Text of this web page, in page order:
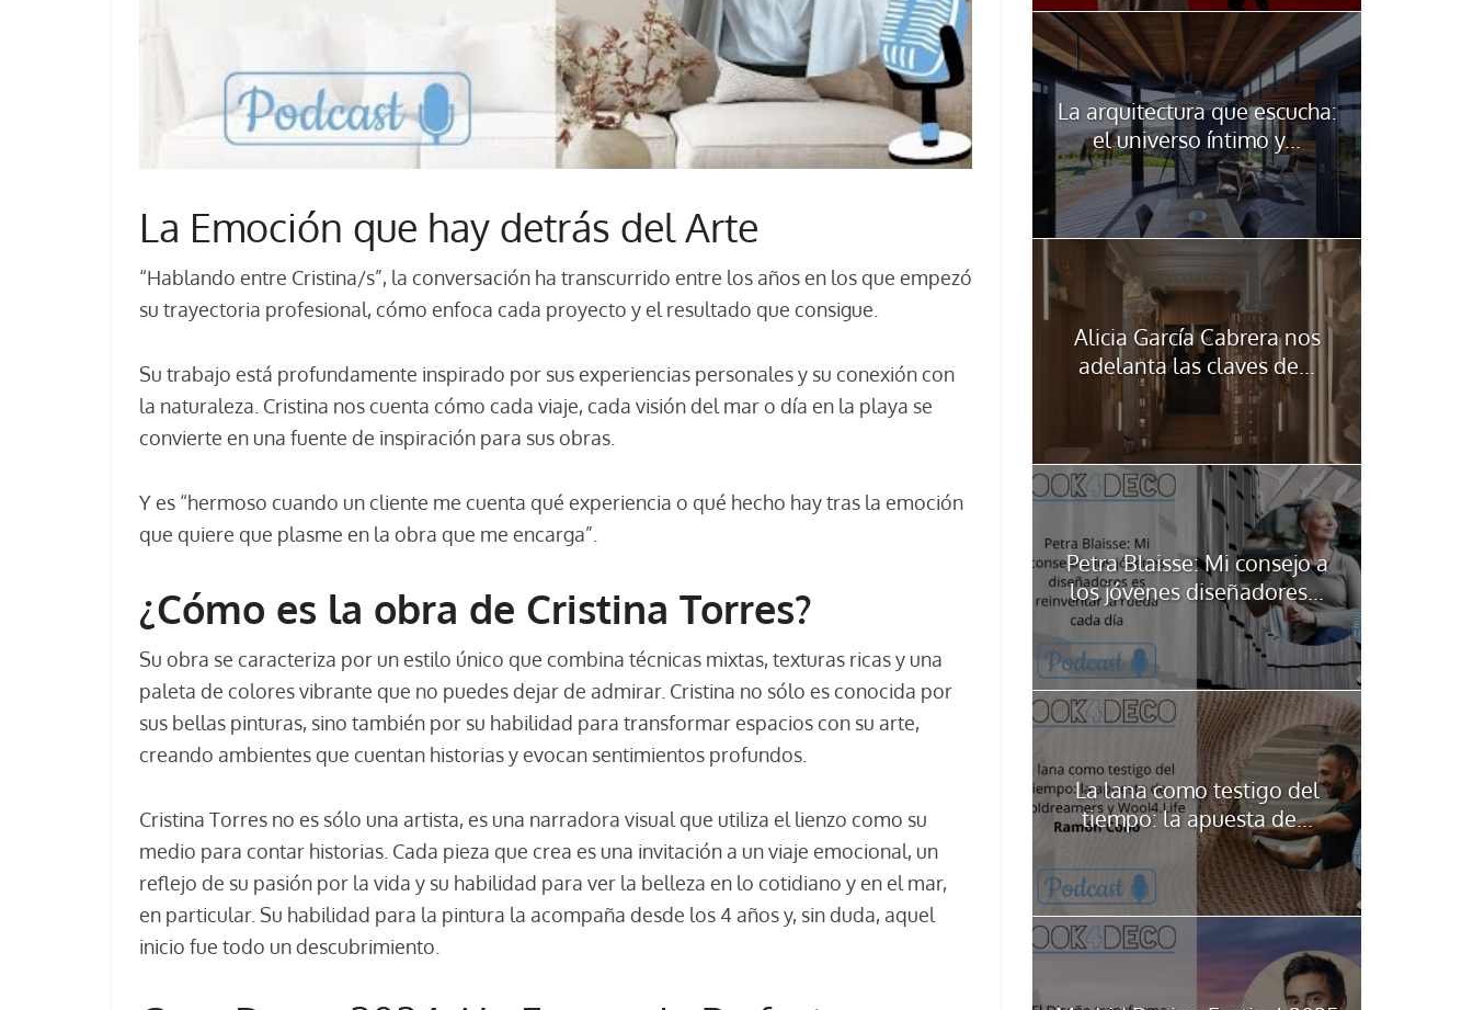
La Emoción que hay detrás del Arte
“Hablando entre Cristina/s”, la conversación ha transcurrido entre los años en los que empezó
su trayectoria profesional, cómo enfoca cada proyecto y el resultado que consigue.
Su trabajo está profundamente inspirado por sus experiencias personales y su conexión con
la naturaleza. Cristina nos cuenta cómo cada viaje, cada visión del mar o día en la playa se
convierte en una fuente de inspiración para sus obras.
Y es “hermoso cuando un cliente me cuenta qué experiencia o qué hecho hay tras la emoción
que quiere que plasme en la obra que me encarga”.
¿Cómo es la obra de Cristina Torres?
Su obra se caracteriza por un estilo único que combina técnicas mixtas, texturas ricas y una
paleta de colores vibrante que no puedes dejar de admirar. Cristina no sólo es conocida por
sus bellas pinturas, sino también por su habilidad para transformar espacios con su arte,
creando ambientes que cuentan historias y evocan sentimientos profundos.
Cristina Torres no es sólo una artista, es una narradora visual que utiliza el lienzo como su
medio para contar historias. Cada pieza que crea es una invitación a un viaje emocional, un
reflejo de su pasión por la vida y su habilidad para ver la belleza en lo cotidiano y en el mar,
en particular. Su habilidad para la pintura la acompaña desde los 4 años y, sin duda, aquel
inicio fue todo un descubrimiento.
La arquitectura que escucha:
el universo íntimo y...
Alicia García Cabrera nos
adelanta las claves de...
Petra Blaisse: Mi consejo a
los jóvenes diseñadores...
La lana como testigo del
tiempo: la apuesta de...